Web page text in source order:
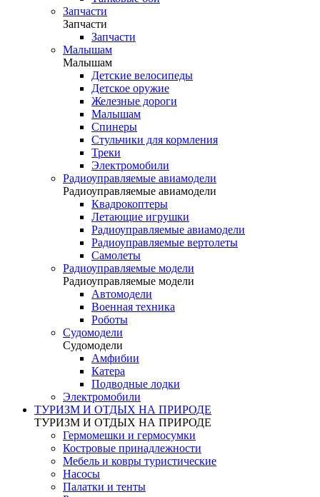
Запчасти
Запчасти
Запчасти
Малышам
Малышам
Детские велосипеды
Детское оружие
Железные дороги
Малышам
Спинеры
Стульчики для кормления
Треки
Электромобили
Радиоуправляемые авиамодели
Радиоуправляемые авиамодели
Квадрокоптеры
Летающие игрушки
Радиоуправляемые авиамодели
Радиоуправляемые вертолеты
Самолеты
Радиоуправляемые модели
Радиоуправляемые модели
Автомодели
Военная техника
Роботы
Судомодели
Судомодели
Амфибии
Катера
Подводные лодки
Электромобили
ТУРИЗМ И ОТДЫХ НА ПРИРОДЕ
ТУРИЗМ И ОТДЫХ НА ПРИРОДЕ
Гермомешки и гермосумки
Костровые принадлежности
Мебель и ковры туристические
Насосы
Палатки и тенты